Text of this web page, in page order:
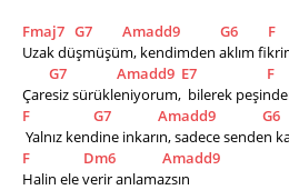
Fmaj7 G7 Amadd9 G6
F
Uzak düşmüşüm, kendimden aklım
G7
Amadd9 E7
F
Çaresiz sürükleniyorum,  bilerek
F
G7 Amadd9
G6
Yalnız kendine inkarın, sadece senden
F
Dm6
Amadd9
Halin ele verir anlamazsın